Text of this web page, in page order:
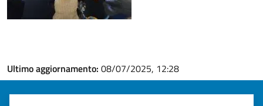
Ultimo aggiornamento: 08/07/2025, 12:28